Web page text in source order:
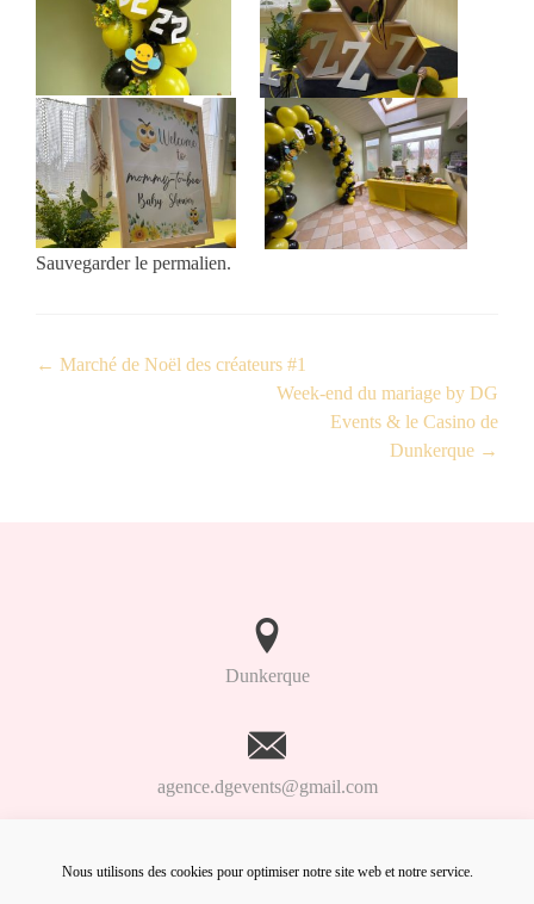
Nous utilisons des cookies pour optimiser notre site web et notre service.
Sauvegarder le permalien.
← Marché de Noël des créateurs #1
Week-end du mariage by DG
Events & le Casino de
Dunkerque →
Dunkerque
agence.dgevents@gmail.com